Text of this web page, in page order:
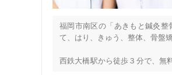
福岡市南区の「あきもと鍼灸
て、はり、きゅう、整体、骨盤
西鉄大橋駅から徒歩３分で、無